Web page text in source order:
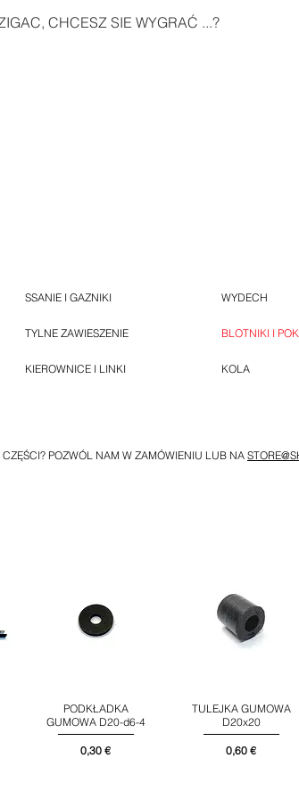
CHCESZ SIE WYGRAĆ ...?
SSANIE I GAZNIKI
TYLNE ZAWIESZENIE
KIEROWNICE I LINKI
WYDECH
BLOTNIKI I
KOLA
POZWÓL NAM W ZAMÓWIENIU LUB NA
Podgląd
PODKŁADKA
GUMOWA D20-d6-4
Cena
0,30 €
Podgląd
TULEJKA GUMOWA
D20x20
Cena
0,60 €